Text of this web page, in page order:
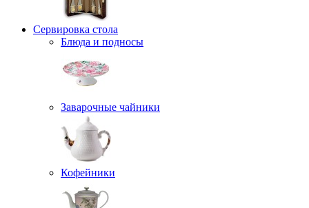
Сервировка стола
Блюда и подносы
Заварочные чайники
Кофейники